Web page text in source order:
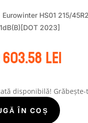
Eurowinter HS01 215/
2023]
Prețul
inițial
fost:
649.01 lei.
603.58leiPrețul
disponibilă! Grăbește-
ÎN COȘ